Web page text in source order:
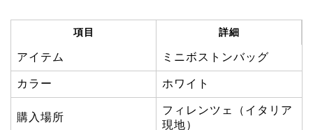
項目 詳細
アイテム ミニボストンバッグ
カラー ホワイト
購入場所
フィレンツェ（イタリア
現地）